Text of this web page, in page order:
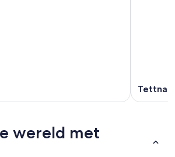
wereld met